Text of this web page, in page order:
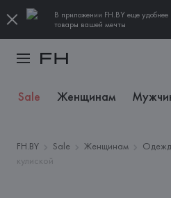
В приложении FH.BY еще удобнее
товары вашей мечты
Sale Женщинам
FH.BY Sale Женщинам
кулиской